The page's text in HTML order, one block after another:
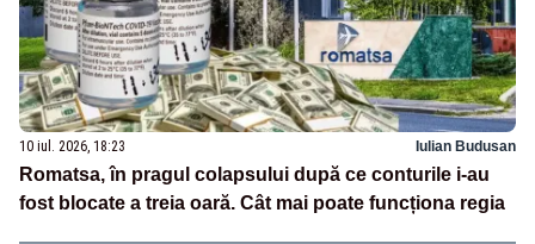
10 iul. 2026, 18:23 Iulian Budusan
Romatsa, în pragul colapsului după ce conturile i-au
fost blocate a treia oară. Cât mai poate funcționa regia